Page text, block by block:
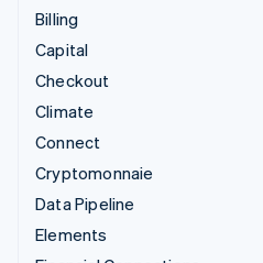
Billing
Capital
Checkout
Climate
Connect
Cryptomonnaie
Data Pipeline
Elements